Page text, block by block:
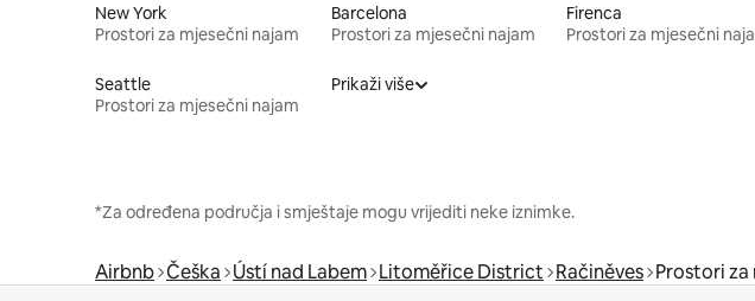
New York
Prostori za mjesečni najam
Barcelona
Prostori za mjesečni najam
Firenca
Prostori za mjesečni
Seattle
Prostori za mjesečni najam
Prikaži više
*Za određena područja i smještaje mogu vrijediti neke iznimke.
Airbnb Češka Ústí nad Labem Litoměřice District Račiněves Prostori za